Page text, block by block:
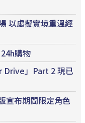
以虛擬實境重溫經
購物
Drive」Part 2 現已
宣布期間限定角色